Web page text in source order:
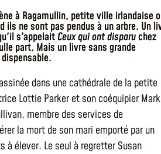
à Ragamullin, petite ville irlandaise
ils ne sont pas pendus à un arbre. Un
s'appelait Ceux qui ont disparuchez
part. Mais un livre sans grande
dans une cathédrale de la petite
Lottie Parker et son coéquipier Mark
membre des services de
la mort de son mari emporté par un
élever. Le seul à regretter Susan